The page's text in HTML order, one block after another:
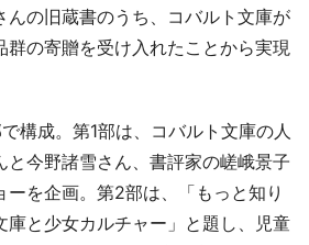
んの旧蔵書のうち、コバルト文庫が
群の寄贈を受け入れたことから実現
構成。第1部は、コバルト文庫の人
と今野諸雪さん、書評家の嵯峨景子
ーを企画。第2部は、「もっと知り
と少女カルチャー」と題し、児童